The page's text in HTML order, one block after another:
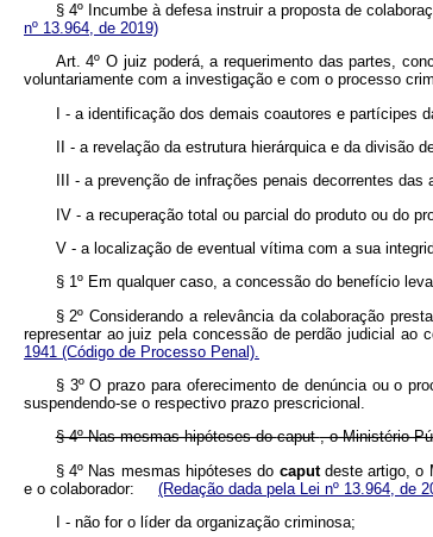
§ 4º Incumbe à defesa instruir a proposta de
nº 13.964, de 2019)
Art. 4º O juiz poderá, a requerimento das partes,
voluntariamente com a investigação e com o processo
I - a identificação dos demais coautores e partícipes
II - a revelação da estrutura hierárquica e da divisão
III - a prevenção de infrações penais decorrentes
IV - a recuperação total ou parcial do produto ou do
V - a localização de eventual vítima com a sua
§ 1º Em qualquer caso, a concessão do benefício
§ 2º Considerando a relevância da colaboração
representar ao juiz pela concessão de perdão judicial ao
1941 (Código de Processo Penal).
§ 3º O prazo para oferecimento de denúncia ou o
suspendendo-se o respectivo prazo prescricional.
§ 4º Nas mesmas hipóteses docaput, o Ministério
§ 4º Nas mesmas hipóteses do caputdeste artigo, o
e o colaborador: (Redação dada pela Lei nº 13.964, de
I - não for o líder da organização criminosa;